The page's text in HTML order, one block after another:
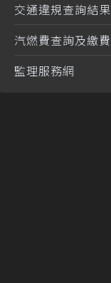
交通違規查詢結果
汽燃費查詢及繳費
監理服務網